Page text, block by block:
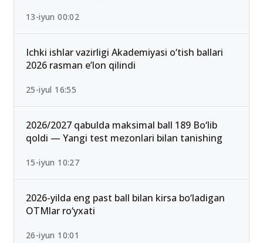
13-iyun 00:02
Ichki ishlar vazirligi Akademiyasi o‘tish ballari
2026 rasman e’lon qilindi
25-iyul 16:55
2026/2027 qabulda maksimal ball 189 Bo‘lib
qoldi — Yangi test mezonlari bilan tanishing
15-iyun 10:27
2026-yilda eng past ball bilan kirsa bo‘ladigan
OTMlar ro‘yxati
26-iyun 10:01